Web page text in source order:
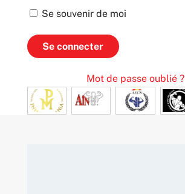
Se souvenir de moi
Mot de passe oublié ?